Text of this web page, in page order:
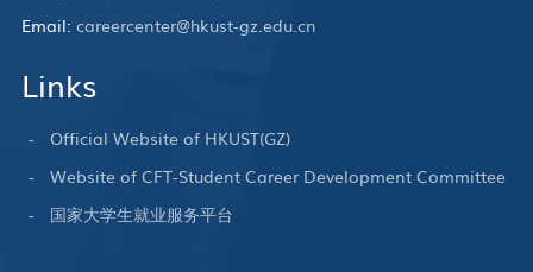
Email: careercenter@hkust-gz.edu.cn
Links
Official Website of HKUST(GZ)
Website of CFT-Student Career Development Committee
国家大学生就业服务平台